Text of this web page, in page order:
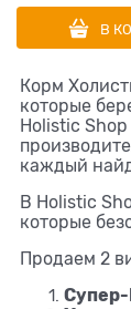
В
Корм
которые
Holistic
каждый
В Holistic
которые
Продаем 2